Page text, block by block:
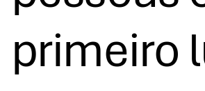
primeiro